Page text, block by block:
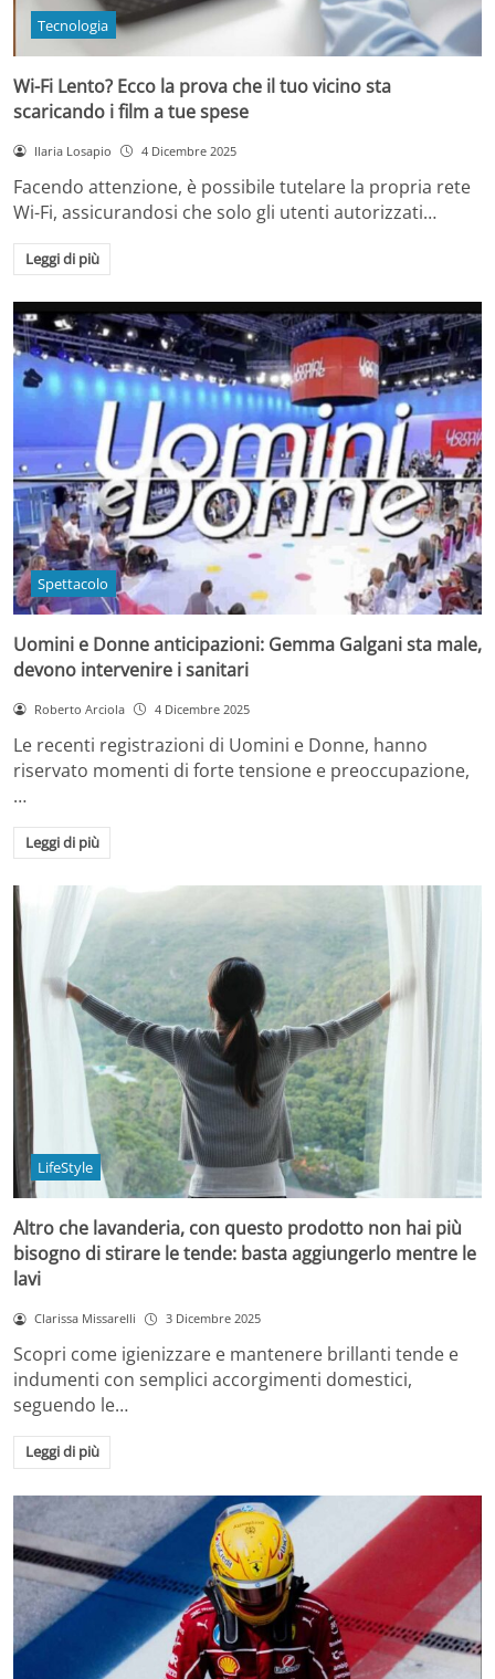
Tecnologia
Wi-Fi Lento? Ecco la prova che il tuo vicino sta
scaricando i film a tue spese
Ilaria Losapio 4 Dicembre 2025
Facendo attenzione, è possibile tutelare la propria rete
Wi-Fi, assicurandosi che solo gli utenti autorizzati…
Leggi di più
Spettacolo
Uomini e Donne anticipazioni: Gemma Galgani sta male,
devono intervenire i sanitari
Roberto Arciola 4 Dicembre 2025
Le recenti registrazioni di Uomini e Donne, hanno
riservato momenti di forte tensione e preoccupazione,
…
Leggi di più
LifeStyle
Altro che lavanderia, con questo prodotto non hai più
bisogno di stirare le tende: basta aggiungerlo mentre le
lavi
Clarissa Missarelli 3 Dicembre 2025
Scopri come igienizzare e mantenere brillanti tende e
indumenti con semplici accorgimenti domestici,
seguendo le…
Leggi di più